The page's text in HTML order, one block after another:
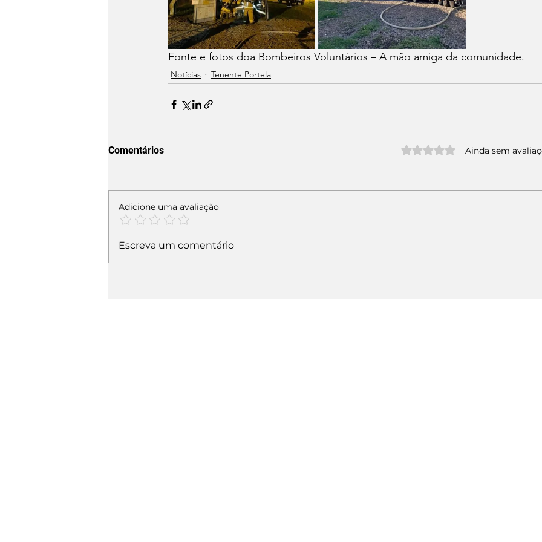
Fonte e fotos doa Bombeiros Voluntários – A mão amiga da comunidade.
Notícias Tenente Portela
Comentários Avaliado com 0 de 5 estrelas.
Ainda sem
Adicione uma avaliação
Escreva um comentário